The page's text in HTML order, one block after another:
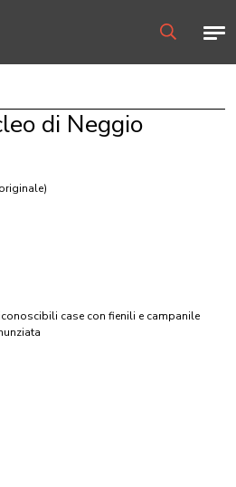
di Neggio
case con fienili e campanile